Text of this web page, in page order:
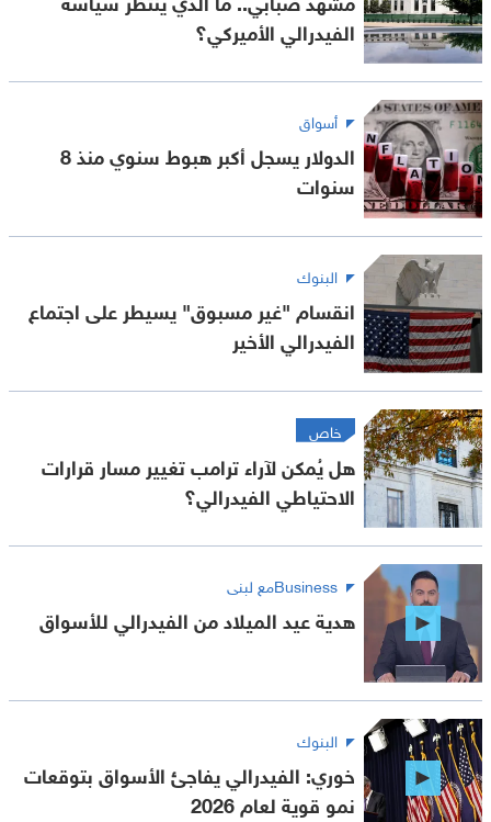
الفيدرالي الأميركي؟
أسواق
الدولار يسجل أكبر هبوط سنوي منذ 8
سنوات
البنوك
انقسام "غير مسبوق" يسيطر على اجتماع
الفيدرالي الأخير
خاص
هل يُمكن لآراء ترامب تغيير مسار قرارات
الاحتياطي الفيدرالي؟
Businessمع لبنى
هدية عيد الميلاد من الفيدرالي للأسواق
البنوك
خوري: الفيدرالي يفاجئ الأسواق بتوقعات
نمو قوية لعام 2026